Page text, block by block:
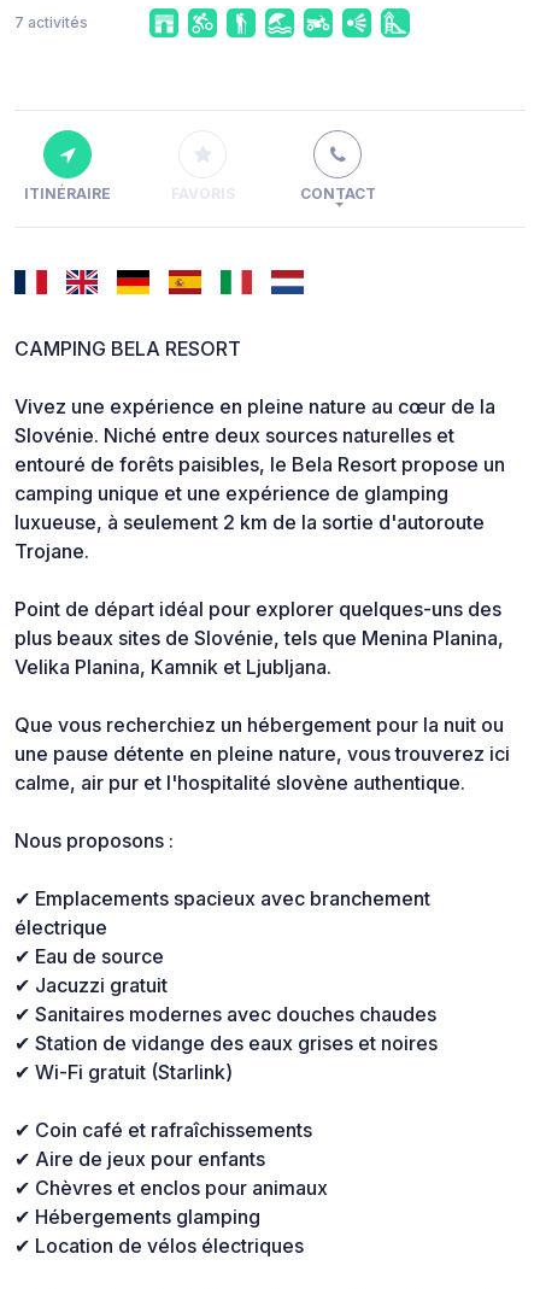
7 activités
ITINÉRAIRE FAVORIS CONTACT
CAMPING BELA RESORT
Vivez une expérience en pleine nature au cœur de la
Slovénie. Niché entre deux sources naturelles et
entouré de forêts paisibles, le Bela Resort propose un
camping unique et une expérience de glamping
luxueuse, à seulement 2 km de la sortie d'autoroute
Trojane.
Point de départ idéal pour explorer quelques-uns des
plus beaux sites de Slovénie, tels que Menina Planina,
Velika Planina, Kamnik et Ljubljana.
Que vous recherchiez un hébergement pour la nuit ou
une pause détente en pleine nature, vous trouverez ici
calme, air pur et l'hospitalité slovène authentique.
Nous proposons :
✔ Emplacements spacieux avec branchement
électrique
✔ Eau de source
✔ Jacuzzi gratuit
✔ Sanitaires modernes avec douches chaudes
✔ Station de vidange des eaux grises et noires
✔ Wi-Fi gratuit (Starlink)
✔ Coin café et rafraîchissements
✔ Aire de jeux pour enfants
✔ Chèvres et enclos pour animaux
✔ Hébergements glamping
✔ Location de vélos électriques